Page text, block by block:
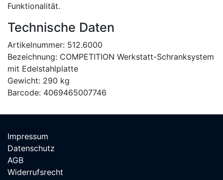
Funktionalität.
Technische Daten
Artikelnummer: 512.6000
Bezeichnung: COMPETITION Werkstatt-Schranksystem
mit Edelstahlplatte
Gewicht: 290 kg
Barcode: 4069465007746
Impressum
Datenschutz
AGB
Widerrufsrecht